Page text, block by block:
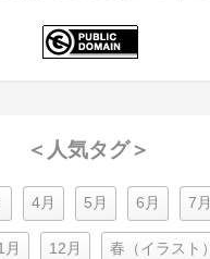
＜人気タグ＞
4月 5月 6月 7月
月 12月 春（イラスト）